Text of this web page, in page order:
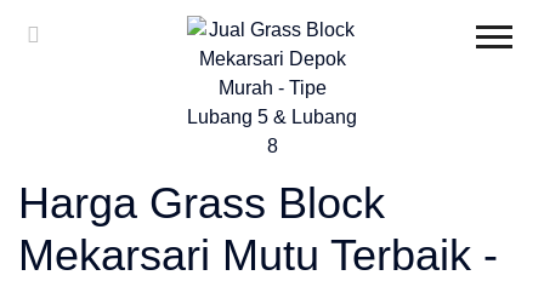
Harga Grass Block
Mekarsari Mutu Terbaik -